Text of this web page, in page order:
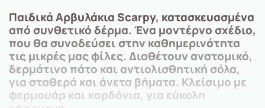
Παιδικά Αρβυλάκια Scarpy, κατασκευασμένα
από συνθετικό δέρμα. Ένα μοντέρνο σχέδιο,
που θα συνοδεύσει στην καθημερινότητα
τις μικρές μας φίλες. Διαθέτουν ανατομικό,
δερμάτινο πάτο και αντιολισθητική σόλα,
για σταθερά και άνετα βήματα. Κλείσιμο με
φερμουάρ και κορδόνια, για εύκολη